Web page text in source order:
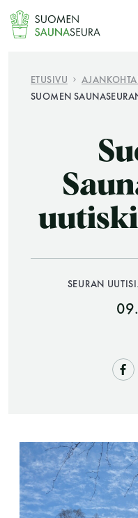
Siirry
sisältöön
KATSO TARKEMMAT
myös
ETUSIVU
SUOMEN
SEURAN